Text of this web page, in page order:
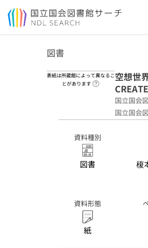
本文へ移動
図書
表紙は所蔵館によって異なるこ
とがあります
ヘルプペー
空想世
国立国会
国立国会
資料種別
図書
榎
資料形態
紙